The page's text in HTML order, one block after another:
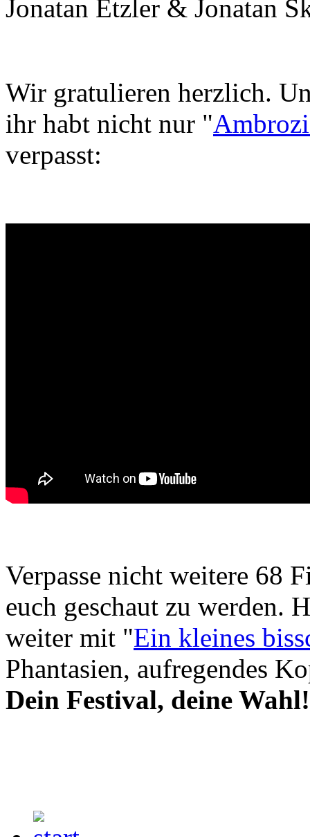
Jonatan Etzler & Jonatan
Wir gratulieren herzlich.
ihr habt nicht nur "
verpasst:
Verpasse nicht weitere 68
euch geschaut zu werden.
weiter mit "Ein kleines
Phantasien, aufregendes
Dein Festival, deine Wahl!